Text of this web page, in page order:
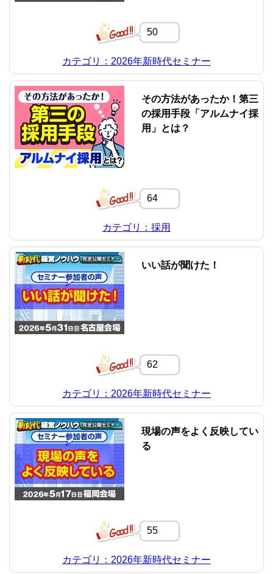
50
カテゴリ：2026年新時代セミナー
その方法があったか！第三
の採用手段「アルムナイ採
用」とは？
64
カテゴリ：採用
いい話が聞けた！
62
カテゴリ：2026年新時代セミナー
現場の声をよく反映してい
る
55
カテゴリ：2026年新時代セミナー